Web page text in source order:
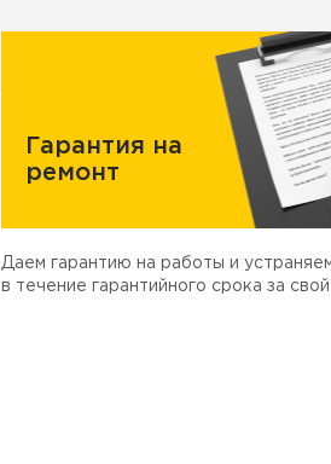
Гарантия на
ремонт
Даем гарантию на работы и
в течение гарантийного срока за свой